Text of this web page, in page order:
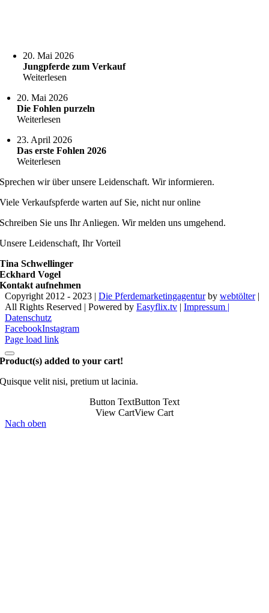
20. Mai 2026
Jungpferde zum Verkauf
Weiterlesen
20. Mai 2026
Die Fohlen purzeln
Weiterlesen
23. April 2026
Das erste Fohlen 2026
Weiterlesen
Sprechen wir über unsere Leidenschaft. Wir informieren.
Viele Verkaufspferde warten auf Sie, nicht nur online
Schreiben Sie uns Ihr Anliegen. Wir melden uns umgehend.
Unsere Leidenschaft, Ihr Vorteil
Tina Schwellinger
Eckhard Vogel
Kontakt aufnehmen
Copyright 2012 - 2023 | Die Pferdemarketingagenturby webtölter|
All Rights Reserved | Powered by Easyflix.tv | Impressum |
Datenschutz
FacebookInstagram
Page load link
Product(s) added to your cart!
Quisque velit nisi, pretium ut lacinia.
Button TextButton Text
View CartView Cart
Nach oben